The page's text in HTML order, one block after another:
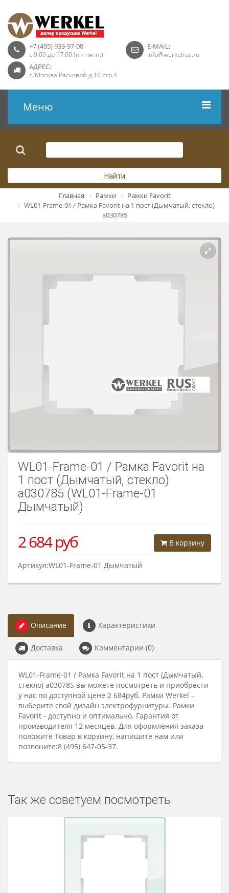
+7 (495) 933-97-08
с 9:00 до 17:00 (пн-пятн.)
E-MAIL:
info@werkelrus.ru
АДРЕС:
г. Москва Расковой д.10 стр.4
Меню
Розетки USB
Розетки ТВ
Найти
Главная Рамки
Рамки Favorit
WL01-Frame-01 / Рамка Favorit на 1 пост (Дымчатый, стекло)
a030785
WL01-Frame-01 / Рамка Favorit на
1 пост (Дымчатый, стекло)
a030785 (WL01-Frame-01
Дымчатый)
В корзину
2 684руб
Артикул:WL01-Frame-01 Дымчатый
Описание Характеристики
Доставка Комментарии (0)
WL01-Frame-01 / Рамка Favorit на 1 пост (Дымчатый,
стекло) a030785 вы можете посмотреть и приобрести
у нас по доступной цене 2 684руб. Рамки Werkel -
выберите свой дизайн электрофурнитуры. Рамки
Favorit - доступно и оптимально. Гарантия от
производителя 12 месяцев. Для оформления заказа
положите Товар в корзину, напишите нам или
позвоните:8 (495) 647-05-37.
Так же советуем посмотреть